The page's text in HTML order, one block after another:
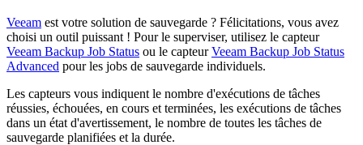
Veeam est votre solution de sauvegarde ? Félicitations, vous avez
choisi un outil puissant ! Pour le superviser, utilisez le capteur
Veeam Backup Job Status ou le capteurVeeam Backup Job Status
Advanced pour les jobs de sauvegarde individuels.
Les capteurs vous indiquent le nombre d'exécutions de tâches
réussies, échouées, en cours et terminées, les exécutions de tâches
dans un état d'avertissement, le nombre de toutes les tâches de
sauvegarde planifiées et la durée.